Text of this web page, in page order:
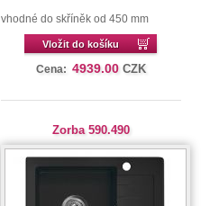
vhodné do skříněk od 450 mm
Vložit do košíku
Cena: 4939.00 CZK
Zorba 590.490